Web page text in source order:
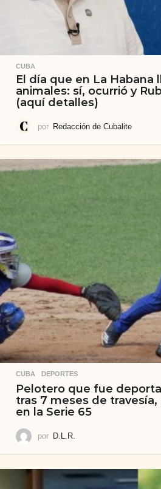
CUBA
El día que en La Habana
animales: sí, ocurrió y
(aquí detalles)
por Redacción de Cubalite
CUBA ,DEPORTES
Pelotero que fue
tras 7 meses de travesía,
en la Serie 65
por D.L.R.